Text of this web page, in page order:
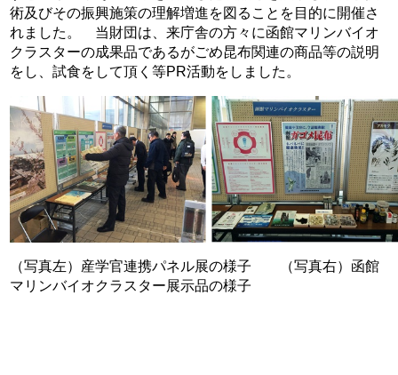
術及びその振興施策の理解増進を図ることを目的に開催さ
れました。 当財団は、来庁舎の方々に函館マリンバイオ
クラスターの成果品であるがごめ昆布関連の商品等の説明
をし、試食をして頂く等PR活動をしました。
（写真左）産学官連携パネル展の様子 （写真右）函館
マリンバイオクラスター展示品の様子